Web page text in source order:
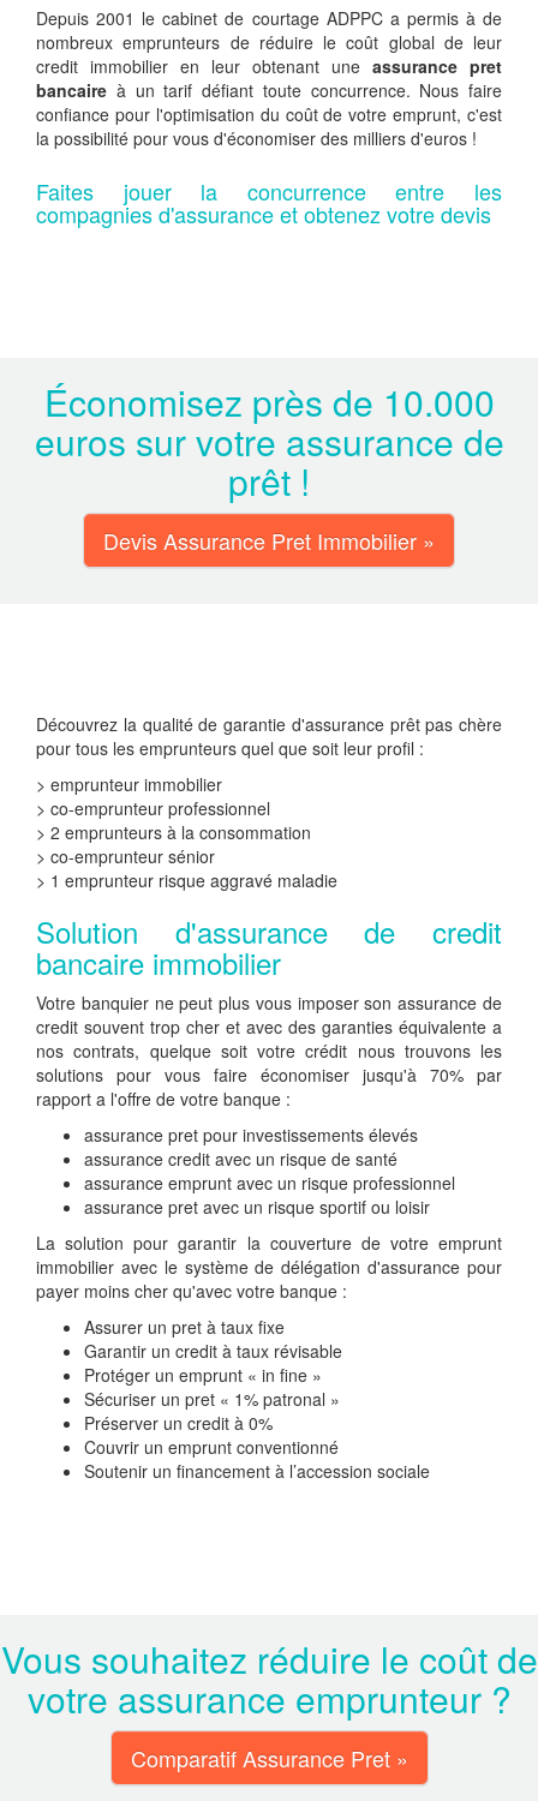
Depuis 2001 le cabinet de courtage ADPPC a permis à de
nombreux emprunteurs de réduire le coût global de leur
credit immobilier en leur obtenant une assurance pret
bancaire à un tarif défiant toute concurrence. Nous faire
confiance pour l'optimisation du coût de votre emprunt, c'est
la possibilité pour vous d'économiser des milliers d'euros !
Faites jouer la concurrence entre les
compagnies d'assurance et obtenez votre devis
Économisez près de 10.000
euros sur votre assurance de
prêt !
Devis Assurance Pret Immobilier »
Découvrez la qualité de garantie d'assurance prêt pas chère
pour tous les emprunteurs quel que soit leur profil :
> emprunteur immobilier
> co-emprunteur professionnel
> 2 emprunteurs à la consommation
> co-emprunteur sénior
> 1 emprunteur risque aggravé maladie
Solution d'assurance de credit
bancaire immobilier
Votre banquier ne peut plus vous imposer son assurance de
credit souvent trop cher et avec des garanties équivalente a
nos contrats, quelque soit votre crédit nous trouvons les
solutions pour vous faire économiser jusqu'à 70% par
rapport a l'offre de votre banque :
assurance pret pour investissements élevés
assurance credit avec un risque de santé
assurance emprunt avec un risque professionnel
assurance pret avec un risque sportif ou loisir
La solution pour garantir la couverture de votre emprunt
immobilier avec le système de délégation d'assurance pour
payer moins cher qu'avec votre banque :
Assurer un pret à taux fixe
Garantir un credit à taux révisable
Protéger un emprunt « in fine »
Sécuriser un pret « 1% patronal »
Préserver un credit à 0%
Couvrir un emprunt conventionné
Soutenir un financement à l’accession sociale
Vous souhaitez réduire le coût de
votre assurance emprunteur ?
Comparatif Assurance Pret »